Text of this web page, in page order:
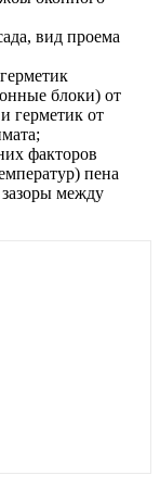
вид проема
блоки) от
герметик от
факторов
пена
между